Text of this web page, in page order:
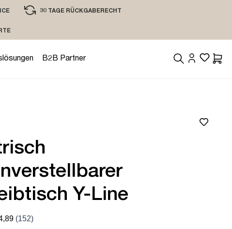
30 TAGE RÜCKGABERECHT
B2B Partner
Y-Line